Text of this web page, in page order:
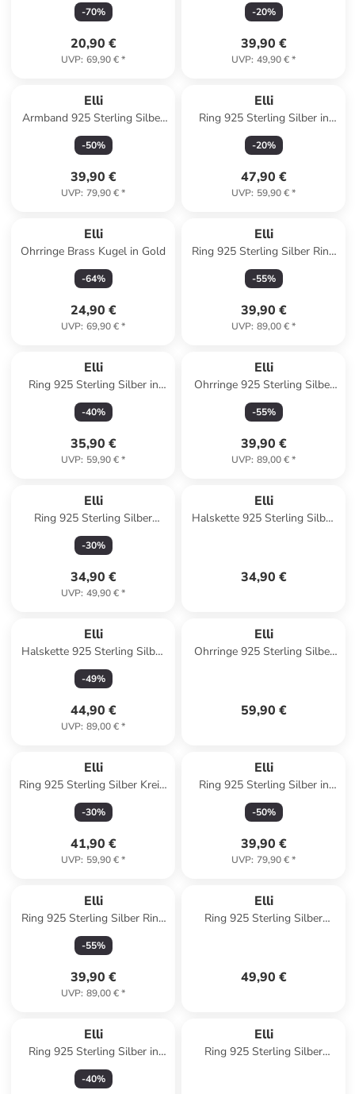
-70%
20,90 €
UVP: 69,90 €*
-20%
39,90 €
UVP: 49,90 €*
Elli
Armband 925 Sterling Silber
in Gold
-50%
39,90 €
UVP: 79,90 €*
Elli
Ring 925 Sterling Silber in
Silber
-20%
47,90 €
UVP: 59,90 €*
Elli
Ohrringe Brass Kugel in Gold
-64%
24,90 €
UVP: 69,90 €*
Elli
Ring 925 Sterling Silber Ring
Set in Rosegold
-55%
39,90 €
UVP: 89,00 €*
Elli
Ring 925 Sterling Silber in
Gold
-40%
35,90 €
UVP: 59,90 €*
Elli
Ohrringe 925 Sterling Silber
Geo in Gold
-55%
39,90 €
UVP: 89,00 €*
Elli
Ring 925 Sterling Silber
Ornament in Grau
-30%
34,90 €
UVP: 49,90 €*
Elli
Halskette 925 Sterling Silber
34,90 €
Elli
Halskette 925 Sterling Silber
in Weiß
-49%
44,90 €
UVP: 89,00 €*
Elli
Ohrringe 925 Sterling Silber
59,90 €
Elli
Ring 925 Sterling Silber Kreis,
Ring Set in Gold
-30%
41,90 €
UVP: 59,90 €*
Elli
Ring 925 Sterling Silber in
Gold
-50%
39,90 €
UVP: 79,90 €*
Elli
Ring 925 Sterling Silber Ring
Set in Silber
-55%
39,90 €
UVP: 89,00 €*
Elli
Ring 925 Sterling Silber
49,90 €
Elli
Ring 925 Sterling Silber in
Silber
-40%
Elli
Ring 925 Sterling Silber